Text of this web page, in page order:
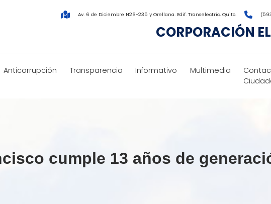
Av. 6 de Diciembre N26-235 y Orellana. Edif. Transelectric, Quito.
CORPORACIÓN
Anticorrupción Transparencia Informativo Multimedia
cumple 13 años de